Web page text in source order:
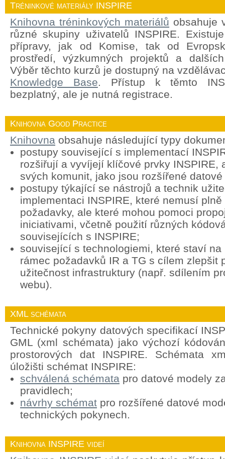
Tréninkové materiály INSPIRE
Knihovna tréninkových materiálů obsahuje
různé skupiny uživatelů INSPIRE.
přípravy, jak od Komise, tak od
prostředí, výzkumných projektů a
Výběr těchto kurzů je dostupný na
Knowledge Base. Přístup k těmto
bezplatný, ale je nutná registrace.
Knihovna Good Practice
Knihovna obsahuje následující typy
postupy související s implementací
rozšiřují a vyvíjejí klíčové prvky INSPIRE,
svých komunit, jako jsou rozšířené
postupy týkající se nástrojů a technik
implementaci INSPIRE, které nemusí
požadavky, ale které mohou pomoci
iniciativami, včetně použití různých
souvisejících s INSPIRE;
související s technologiemi, které staví na
rámec požadavků IR a TG s cílem zlepšit
užitečnost infrastruktury (např. sdílením
webu).
XML schémata
Technické pokyny datových specifikací
GML (xml schémata) jako výchozí
prostorových dat INSPIRE. Schémata
úložišti schémat INSPIRE:
schválená schémata pro datové modely
pravidlech;
návrhy schémat pro rozšířené datové
technických pokynech.
Knihovna INSPIRE videí